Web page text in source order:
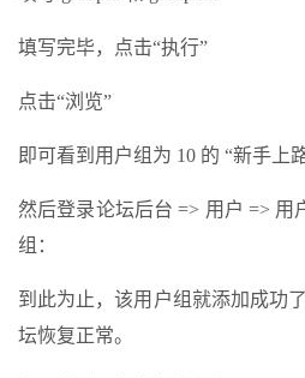
填写完毕，点击“执行”
点击“浏览”
即可看到用户组为 10 的 “新手上
然后登录论坛后台 => 用户 => 用
组：
到此为止，该用户组就添加成功
坛恢复正常。